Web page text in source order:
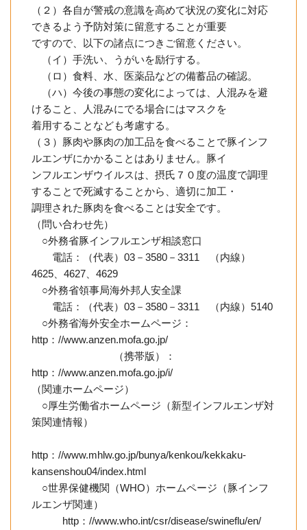
（２）各自が警戒の意識を高めて状況の変化に対応
できるよう予防対策に留意することが重要
ですので、以下の諸点につきご留意ください。
（イ）手洗い、うがいを励行する。
（ロ）食料、水、医薬品などの備蓄品の確認。
（ハ）今後の事態の変化によっては、人混みを避
けること、人混みにでる場合にはマスクを
着用することなども考慮する。
（３）豚肉や豚肉の加工品を食べることで豚インフ
ルエンザにかかることはありません。豚イ
ンフルエンザウイルスは、摂氏７０度の温度で調理
することで死滅することから、適切に加工・
調理された豚肉を食べることは安全です。
（問い合わせ先）
○外務省豚インフルエンザ相談窓口
電話：（代表）03－3580－3311 （内線）
4625、4627、4629
○外務省領事局海外邦人安全課
電話：（代表）03－3580－3311 （内線）5140
○外務省海外安全ホームページ：
http：//www.anzen.mofa.go.jp/
（携帯版）：
http：//www.anzen.mofa.go.jp/i/
（関連ホームページ）
○厚生労働省ホームページ（新型インフルエンザ対
策関連情報）
http：//www.mhlw.go.jp/bunya/kenkou/kekkaku-
kansenshou04/index.html
○世界保健機関（WHO）ホームページ（豚インフ
ルエンザ関連）
http：//www.who.int/csr/disease/swineflu/en/